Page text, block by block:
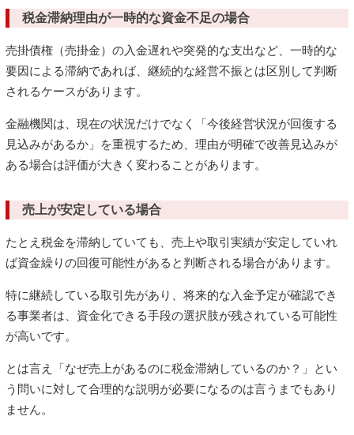
税金滞納理由が一時的な資金不足の場合
売掛債権（売掛金）の入金遅れや突発的な支出など、一時的な
要因による滞納であれば、継続的な経営不振とは区別して判断
されるケースがあります。
金融機関は、現在の状況だけでなく「今後経営状況が回復する
見込みがあるか」を重視するため、理由が明確で改善見込みが
ある場合は評価が大きく変わることがあります。
売上が安定している場合
たとえ税金を滞納していても、売上や取引実績が安定していれ
ば資金繰りの回復可能性があると判断される場合があります。
特に継続している取引先があり、将来的な入金予定が確認でき
る事業者は、資金化できる手段の選択肢が残されている可能性
が高いです。
とは言え「なぜ売上があるのに税金滞納しているのか？」とい
う問いに対して合理的な説明が必要になるのは言うまでもあり
ません。